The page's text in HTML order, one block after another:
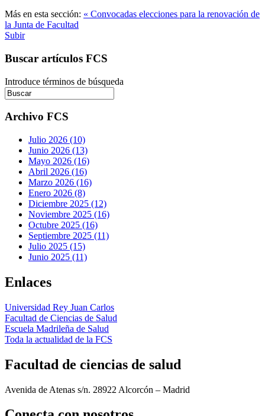
Más en esta sección: « Convocadas elecciones para la renovación de
la Junta de Facultad
Subir
Buscar artículos FCS
Introduce términos de búsqueda
Archivo FCS
Julio 2026 (10)
Junio 2026 (13)
Mayo 2026 (16)
Abril 2026 (16)
Marzo 2026 (16)
Enero 2026 (8)
Diciembre 2025 (12)
Noviembre 2025 (16)
Octubre 2025 (16)
Septiembre 2025 (11)
Julio 2025 (15)
Junio 2025 (11)
Enlaces
Universidad Rey Juan Carlos
Facultad de Ciencias de Salud
Escuela Madrileña de Salud
Toda la actualidad de la FCS
Facultad de ciencias de salud
Avenida de Atenas s/n. 28922 Alcorcón – Madrid